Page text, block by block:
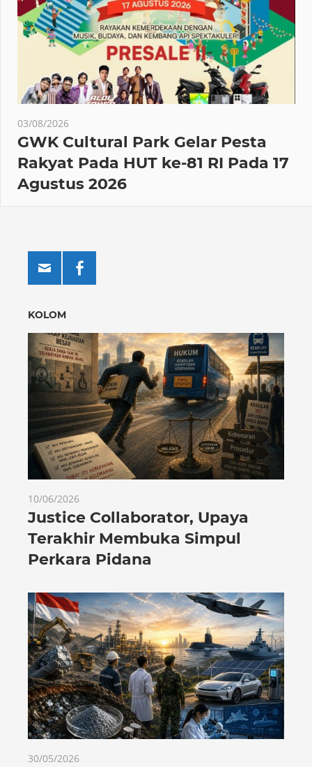
03/08/2026
GWK Cultural Park Gelar Pesta
Rakyat Pada HUT ke-81 RI Pada 17
Agustus 2026
KOLOM
10/06/2026
Justice Collaborator, Upaya
Terakhir Membuka Simpul
Perkara Pidana
30/05/2026